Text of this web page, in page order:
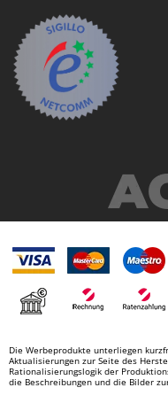
Die Werbeprodukte unterliegen
Aktualisierungen zur Seite des
Rationalisierungslogik der
die Beschreibungen und die Bilder